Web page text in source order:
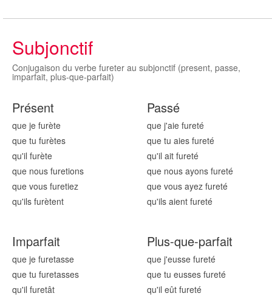
Subjonctif
Conjugaison du verbe fureter au subjonctif (present, passe,
imparfait, plus-que-parfait)
Présent
que je furète
que tu furètes
qu'il furète
que nous furetions
que vous furetiez
qu'ils furètent
Passé
que j'aie fureté
que tu aies fureté
qu'il ait fureté
que nous ayons fureté
que vous ayez fureté
qu'ils aient fureté
Imparfait
que je furetasse
que tu furetasses
qu'il furetât
Plus-que-parfait
que j'eusse fureté
que tu eusses fureté
qu'il eût fureté